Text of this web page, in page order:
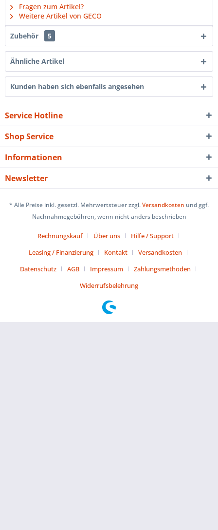
Fragen zum Artikel?
Weitere Artikel von GECO
Zubehör 5
Ähnliche Artikel
Kunden haben sich ebenfalls angesehen
Service Hotline
Shop Service
Informationen
Newsletter
* Alle Preise inkl. gesetzl. Mehrwertsteuer zzgl.Versandkosten und ggf.
Nachnahmegebühren, wenn nicht anders beschrieben
Rechnungskauf Über uns
Hilfe / Support
Leasing / Finanzierung
Kontakt
Versandkosten
Datenschutz
AGB Impressum
Zahlungsmethoden
Widerrufsbelehrung